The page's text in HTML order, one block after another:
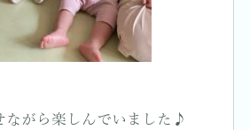
ながら楽しんでいました♪